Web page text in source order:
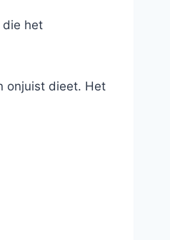
die het
onjuist dieet. Het